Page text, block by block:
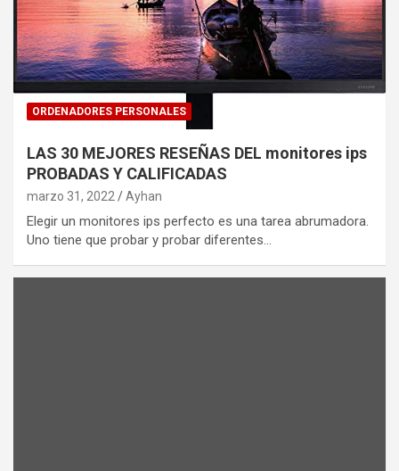
ORDENADORES PERSONALES
LAS 30 MEJORES RESEÑAS DEL monitores ips
PROBADAS Y CALIFICADAS
marzo 31, 2022 Ayhan
Elegir un monitores ips perfecto es una tarea abrumadora.
Uno tiene que probar y probar diferentes…